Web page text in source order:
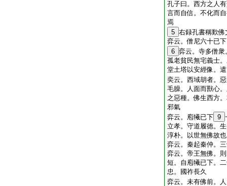
孔子曰。西方之人
言而自信。不化而
焉
5 右録孔書稱歎佛
弈云。僧尼六十已
6 弈云。寺多僧衆
孤老貧民無宅義士
堂土塔以安經像。
奕云。西域胡者。
毛臊。人面而獸心
之惡種。佛生西方
邪氣
弈云。庖犧已下 9
立孝。守道履徳。
淳朴。以世無佛故也
弈云。秦起秦仲。
弈云。帝王無佛。
短。自庖犧已下。
忠。國祚長久
弈云。未有佛前。